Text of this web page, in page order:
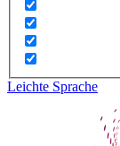
Leichte Sprache